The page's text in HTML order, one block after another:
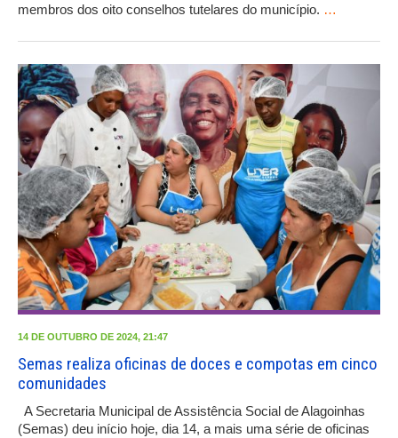
membros dos oito conselhos tutelares do município. …
14 DE OUTUBRO DE 2024, 21:47
Semas realiza oficinas de doces e compotas em cinco
comunidades
A Secretaria Municipal de Assistência Social de Alagoinhas
(Semas) deu início hoje, dia 14, a mais uma série de oficinas